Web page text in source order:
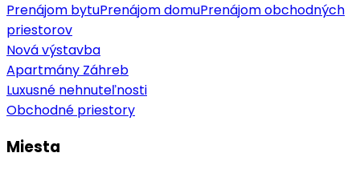
Prenájom bytuPrenájom domuPrenájom obchodných
priestorov
Nová výstavba
Apartmány Záhreb
Luxusné nehnuteľnosti
Obchodné priestory
Miesta